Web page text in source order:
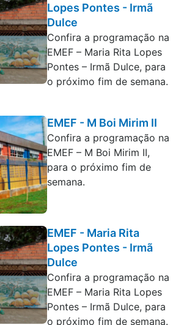
Lopes Pontes - Irmã
Dulce
Confira a programação na
EMEF – Maria Rita Lopes
Pontes – Irmã Dulce, para
o próximo fim de semana.
EMEF - M Boi Mirim II
Confira a programação na
EMEF – M Boi Mirim II,
para o próximo fim de
semana.
EMEF - Maria Rita
Lopes Pontes - Irmã
Dulce
Confira a programação na
EMEF – Maria Rita Lopes
Pontes – Irmã Dulce, para
o próximo fim de semana.